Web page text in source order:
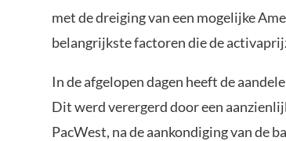
met de dreiging van een mogelijke
belangrijkste factoren die de
In de afgelopen dagen heeft de
Dit werd verergerd door een
PacWest, na de aankondiging van de